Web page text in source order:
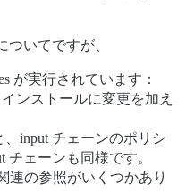
いてですが、
が実行されています：
ンストールに変更を加え
input チェーンのポリシ
チェーンも同様です。
連の参照がいくつかあり